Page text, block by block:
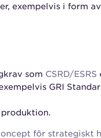
exempelvis i form
som CSRD/ESRS
GRI
för strategiskt